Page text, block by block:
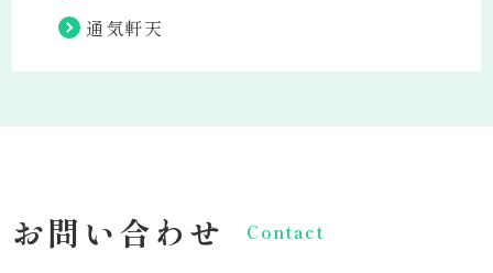
通気軒天
お問い合わせ Contact